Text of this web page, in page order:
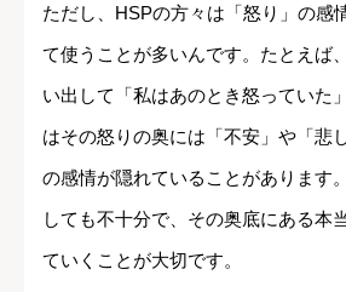
ただし、HSPの方々は「怒り」の感
て使うことが多いんです。たとえば
い出して「私はあのとき怒っていた
はその怒りの奥には「不安」や「悲
の感情が隠れていることがあります
しても不十分で、その奥底にある本
ていくことが大切です。